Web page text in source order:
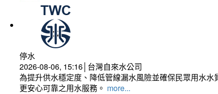
停水
2026-08-06, 15:16│台灣自來水公司
為提升供水穩定度、降低管線漏水風險並確保民眾用水
更安心可靠之用水服務。 more...